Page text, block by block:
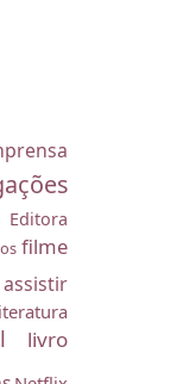
Editora
filme
livro